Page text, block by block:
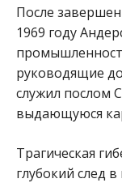
После
1969 году
руководящие
служил послом
выдающуюся
Трагическая
глубокий след